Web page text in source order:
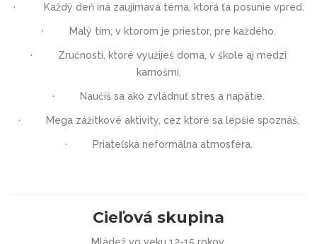
· Každý deň iná zaujímavá téma, ktorá ťa posunie vpred.
· Malý tím, v ktorom je priestor, pre každého.
·
Zručnosti, ktoré využiješ doma, v škole aj medzi
kamošmi.
· Naučíš sa ako zvládnuť stres a napätie.
· Mega zážitkové aktivity, cez ktoré sa lepšie spoznáš.
· Priateľská neformálna atmosféra.
Cieľová skupina
Mládež vo veku 12-15 rokov.